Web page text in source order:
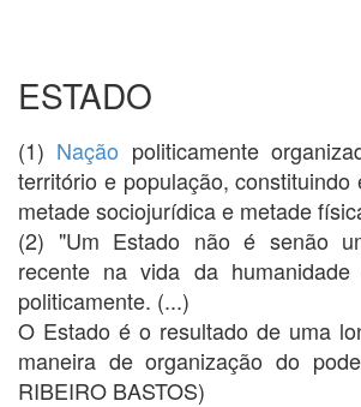
ESTADO
(1) Nação politicamente
território e população, constituindo
metade sociojurídica e metade
(2) "Um Estado não é senão
recente na vida da humanidade
politicamente. (...)
O Estado é o resultado de uma
maneira de organização do
RIBEIRO BASTOS)